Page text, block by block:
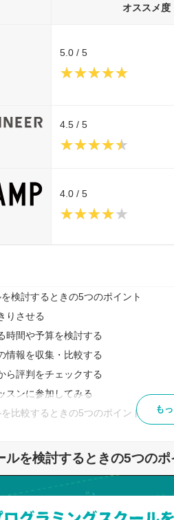
オススメ度
5.0 / 5
4.5 / 5
4.0 / 5
検討するときの5つのポイント
りさせる
時間や予算を検討する
情報を収集・比較する
ら評判をチェックする
スンに参加してみる
比較するときの5つのポイント
受講形式・方法であるか
あるのか
あるか
も
ルを検討するときの5つのポ